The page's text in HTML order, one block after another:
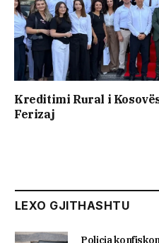
Kreditimi Rural i
Ferizaj
LEXO GJITHASHTU
Policia